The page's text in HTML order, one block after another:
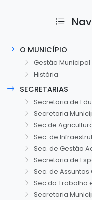
O MUNICÍPIO
Gestão Municipal
História
SECRETARIAS
Secretaria de
Secretaria
Sec de
Sec. de
Sec. de Gestão
Secretaria de
Sec. de
Sec do Trabalho
Secretaria